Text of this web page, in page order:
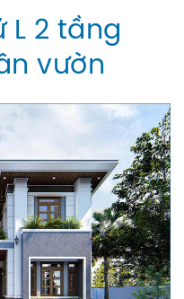
L 2 tầng
vườn